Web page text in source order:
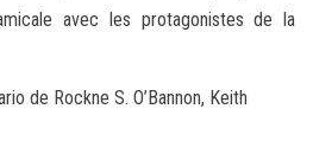
avec les protagonistes de la
de Rockne S. O’Bannon, Keith